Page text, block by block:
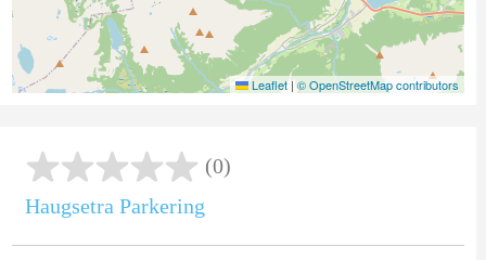
Leaflet | © OpenStreetMap contributors
(0)
Haugsetra Parkering